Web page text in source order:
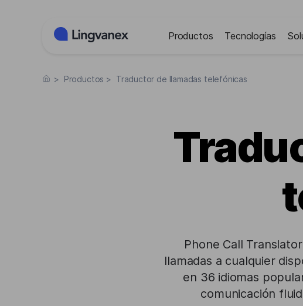
Productos Tecnologías
> Productos > Traductor de llamadas telefónicas
Phone Call
llamadas a cualquier
en 36 idiomas
comunicación